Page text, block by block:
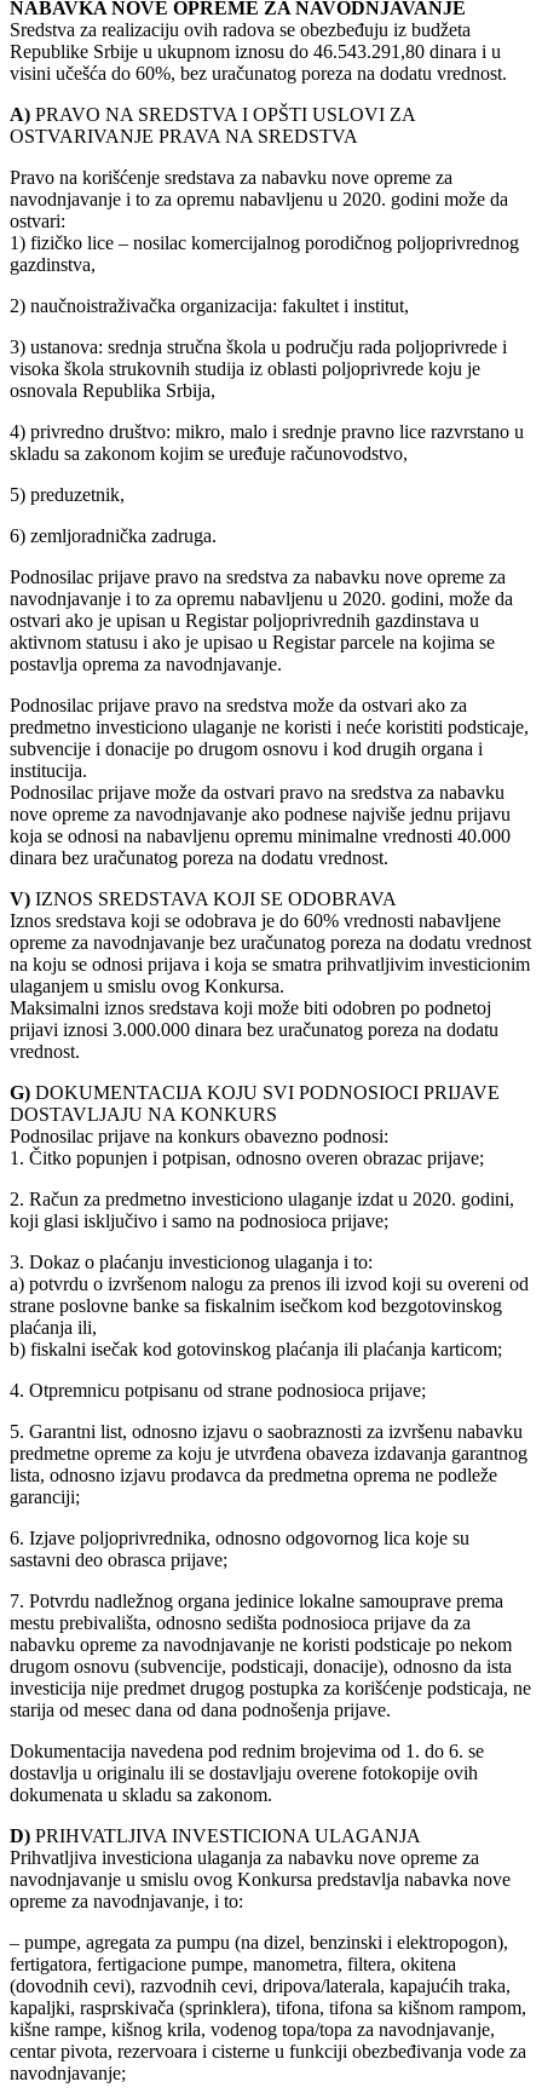
NABAVKA NOVE OPREME ZA NAVODNJAVANJE
Sredstva za realizaciju ovih radova se obezbeđuju iz budžeta
Republike Srbije u ukupnom iznosu do 46.543.291,80 dinara i u
visini učešća do 60%, bez uračunatog poreza na dodatu vrednost.
A) PRAVO NA SREDSTVA I OPŠTI USLOVI ZA
OSTVARIVANJE PRAVA NA SREDSTVA
Pravo na korišćenje sredstava za nabavku nove opreme za
navodnjavanje i to za opremu nabavljenu u 2020. godini može da
ostvari:
1) fizičko lice – nosilac komercijalnog porodičnog poljoprivrednog
gazdinstva,
2) naučnoistraživačka organizacija: fakultet i institut,
3) ustanova: srednja stručna škola u području rada poljoprivrede i
visoka škola strukovnih studija iz oblasti poljoprivrede koju je
osnovala Republika Srbija,
4) privredno društvo: mikro, malo i srednje pravno lice razvrstano u
skladu sa zakonom kojim se uređuje računovodstvo,
5) preduzetnik,
6) zemljoradnička zadruga.
Podnosilac prijave pravo na sredstva za nabavku nove opreme za
navodnjavanje i to za opremu nabavljenu u 2020. godini, može da
ostvari ako je upisan u Registar poljoprivrednih gazdinstava u
aktivnom statusu i ako je upisao u Registar parcele na kojima se
postavlja oprema za navodnjavanje.
Podnosilac prijave pravo na sredstva može da ostvari ako za
predmetno investiciono ulaganje ne koristi i neće koristiti podsticaje,
subvencije i donacije po drugom osnovu i kod drugih organa i
institucija.
Podnosilac prijave može da ostvari pravo na sredstva za nabavku
nove opreme za navodnjavanje ako podnese najviše jednu prijavu
koja se odnosi na nabavljenu opremu minimalne vrednosti 40.000
dinara bez uračunatog poreza na dodatu vrednost.
V) IZNOS SREDSTAVA KOJI SE ODOBRAVA
Iznos sredstava koji se odobrava je do 60% vrednosti nabavljene
opreme za navodnjavanje bez uračunatog poreza na dodatu vrednost
na koju se odnosi prijava i koja se smatra prihvatljivim investicionim
ulaganjem u smislu ovog Konkursa.
Maksimalni iznos sredstava koji može biti odobren po podnetoj
prijavi iznosi 3.000.000 dinara bez uračunatog poreza na dodatu
vrednost.
G) DOKUMENTACIJA KOJU SVI PODNOSIOCI PRIJAVE
DOSTAVLJAJU NA KONKURS
Podnosilac prijave na konkurs obavezno podnosi:
1. Čitko popunjen i potpisan, odnosno overen obrazac prijave;
2. Račun za predmetno investiciono ulaganje izdat u 2020. godini,
koji glasi isključivo i samo na podnosioca prijave;
3. Dokaz o plaćanju investicionog ulaganja i to:
a) potvrdu o izvršenom nalogu za prenos ili izvod koji su overeni od
strane poslovne banke sa fiskalnim isečkom kod bezgotovinskog
plaćanja ili,
b) fiskalni isečak kod gotovinskog plaćanja ili plaćanja karticom;
4. Otpremnicu potpisanu od strane podnosioca prijave;
5. Garantni list, odnosno izjavu o saobraznosti za izvršenu nabavku
predmetne opreme za koju je utvrđena obaveza izdavanja garantnog
lista, odnosno izjavu prodavca da predmetna oprema ne podleže
garanciji;
6. Izjave poljoprivrednika, odnosno odgovornog lica koje su
sastavni deo obrasca prijave;
7. Potvrdu nadležnog organa jedinice lokalne samouprave prema
mestu prebivališta, odnosno sedišta podnosioca prijave da za
nabavku opreme za navodnjavanje ne koristi podsticaje po nekom
drugom osnovu (subvencije, podsticaji, donacije), odnosno da ista
investicija nije predmet drugog postupka za korišćenje podsticaja, ne
starija od mesec dana od dana podnošenja prijave.
Dokumentacija navedena pod rednim brojevima od 1. do 6. se
dostavlja u originalu ili se dostavljaju overene fotokopije ovih
dokumenata u skladu sa zakonom.
D) PRIHVATLJIVA INVESTICIONA ULAGANJA
Prihvatljiva investiciona ulaganja za nabavku nove opreme za
navodnjavanje u smislu ovog Konkursa predstavlja nabavka nove
opreme za navodnjavanje, i to:
– pumpe, agregata za pumpu (na dizel, benzinski i elektropogon),
fertigatora, fertigacione pumpe, manometra, filtera, okitena
(dovodnih cevi), razvodnih cevi, dripova/laterala, kapajućih traka,
kapaljki, rasprskivača (sprinklera), tifona, tifona sa kišnom rampom,
kišne rampe, kišnog krila, vodenog topa/topa za navodnjavanje,
centar pivota, rezervoara i cisterne u funkciji obezbeđivanja vode za
navodnjavanje;